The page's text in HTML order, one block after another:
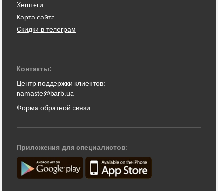
Хештеги
Карта сайта
Скидки в телеграм
Контакты:
Центр поддержки клиентов:
namaste@barb.ua
Форма обратной связи
Приложения для специалистов: